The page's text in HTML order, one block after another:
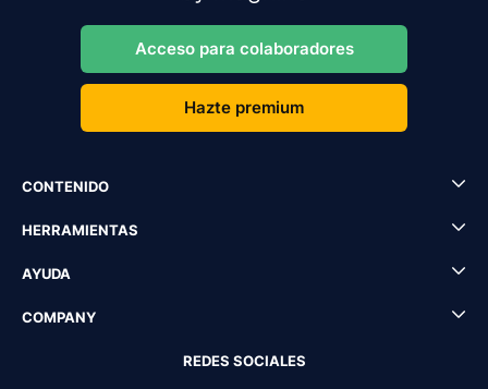
Acceso para colaboradores
Hazte premium
CONTENIDO
HERRAMIENTAS
AYUDA
COMPANY
REDES SOCIALES